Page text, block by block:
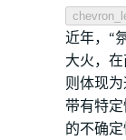
近年，“
大火，
则体现
带有特
的不确